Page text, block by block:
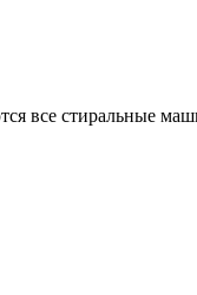
все стиральные